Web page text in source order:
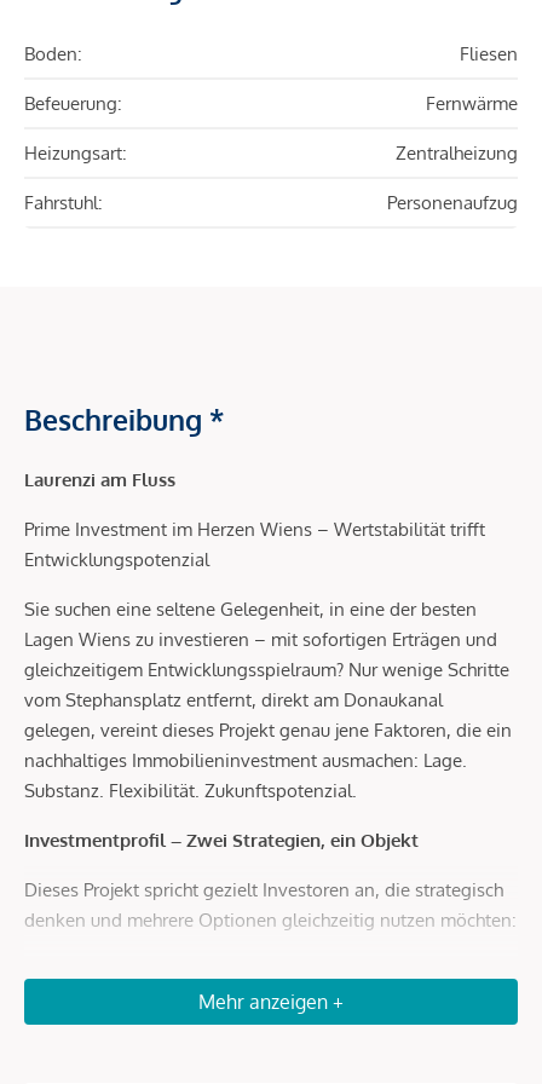
Boden: Fliesen
Befeuerung: Fernwärme
Heizungsart: Zentralheizung
Fahrstuhl: Personenaufzug
Beschreibung *
Laurenzi am Fluss
Prime Investment im Herzen Wiens – Wertstabilität trifft
Entwicklungspotenzial
Sie suchen eine seltene Gelegenheit, in eine der besten
Lagen Wiens zu investieren – mit sofortigen Erträgen und
gleichzeitigem Entwicklungsspielraum? Nur wenige Schritte
vom Stephansplatz entfernt, direkt am Donaukanal
gelegen, vereint dieses Projekt genau jene Faktoren, die ein
nachhaltiges Immobilieninvestment ausmachen: Lage.
Substanz. Flexibilität. Zukunftspotenzial.
Investmentprofil – Zwei Strategien, ein Objekt
Dieses Projekt spricht gezielt Investoren an, die strategisch
denken und mehrere Optionen gleichzeitig nutzen möchten:
Ein Teil der Einheiten ist unbefristet vermietet und generiert
Mehr anzeigen +